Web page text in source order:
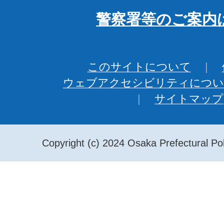
警察署等のご案内
このサイトについて
ウェブアクセシビリティにつ
サイトマップ
Copyright (c) 2024 Osaka Prefectural